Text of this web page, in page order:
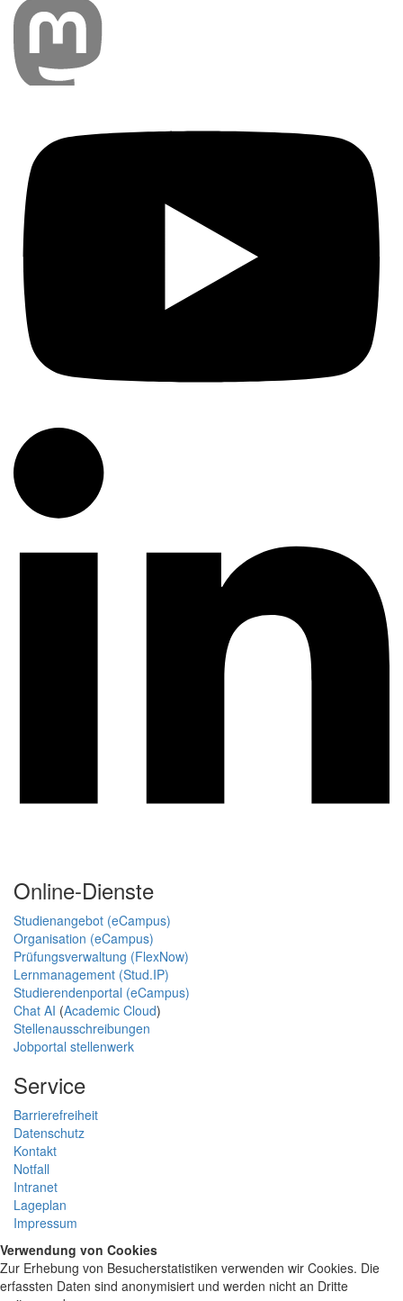
Online-Dienste
Studienangebot (eCampus)
Organisation (eCampus)
Prüfungsverwaltung (FlexNow)
Lernmanagement (Stud.IP)
Studierendenportal (eCampus)
Chat AI (Academic Cloud)
Stellenausschreibungen
Jobportal stellenwerk
Service
Barrierefreiheit
Datenschutz
Kontakt
Notfall
Intranet
Lageplan
Impressum
Verwendung von Cookies
Zur Erhebung von Besucherstatistiken verwenden wir Cookies. Die
erfassten Daten sind anonymisiert und werden nicht an Dritte